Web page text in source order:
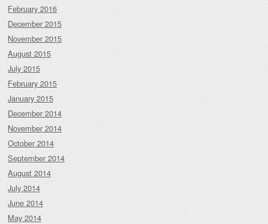
February 2016
December 2015
November 2015
August 2015
July 2015
February 2015
January 2015
December 2014
November 2014
October 2014
September 2014
August 2014
July 2014
June 2014
May 2014